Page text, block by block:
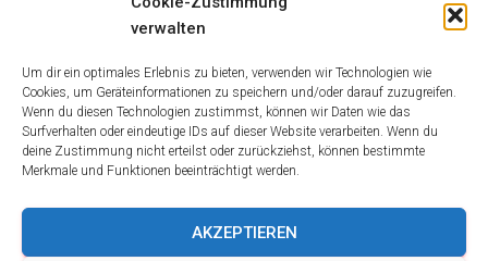
verwalten
Um dir ein optimales Erlebnis zu bieten, verwenden wir Technologien wie
Cookies, um Geräteinformationen zu speichern und/oder darauf zuzugreifen.
Wenn du diesen Technologien zustimmst, können wir Daten wie das
Surfverhalten oder eindeutige IDs auf dieser Website verarbeiten. Wenn du
deine Zustimmung nicht erteilst oder zurückziehst, können bestimmte
Merkmale und Funktionen beeinträchtigt werden.
AKZEPTIEREN